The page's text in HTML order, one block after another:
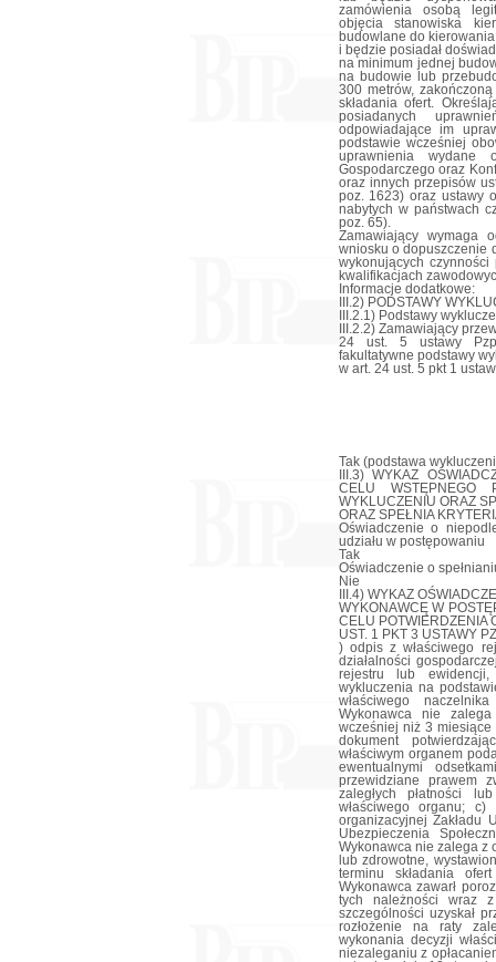
zamówienia osobą
objęcia stanowiska
budowlane do
i będzie posiadał
na minimum jednej
na budowie lub
300 metrów,
składania ofert.
posiadanych
odpowiadające im
podstawie wcześniej
uprawnienia wydane
Gospodarczego oraz
oraz innych przepisów
poz. 1623) oraz ustawy
nabytych w państwach
poz. 65).
Zamawiający wymaga
wniosku o dopuszczenie
wykonujących
kwalifikacjach
Informacje dodatkowe:
III.2) PODSTAWY
III.2.1) Podstawy
III.2.2) Zamawiający
24 ust. 5 ustawy Pzp
fakultatywne podstawy
w art. 24 ust. 5 pkt 1
Tak (podstawa
III.3) WYKAZ
CELU WSTĘPNEGO
WYKLUCZENIU ORAZ
ORAZ SPEŁNIA
Oświadczenie o
udziału w postępowaniu
Tak
Oświadczenie o
Nie
III.4) WYKAZ
WYKONAWCĘ W
CELU POTWIERDZENIA
UST. 1 PKT 3 USTAWY
) odpis z właściwego
działalności
rejestru lub
wykluczenia na
właściwego
Wykonawca nie
wcześniej niż 3 miesiące
dokument
właściwym organem
ewentualnymi
przewidziane prawem
zaległych płatności
właściwego organu; c)
organizacyjnej Zakładu
Ubezpieczenia
Wykonawca nie zalega z
lub zdrowotne,
terminu składania
Wykonawca zawarł
tych należności wraz
szczególności uzyskał
rozłożenie na raty
wykonania decyzji
niezaleganiu z